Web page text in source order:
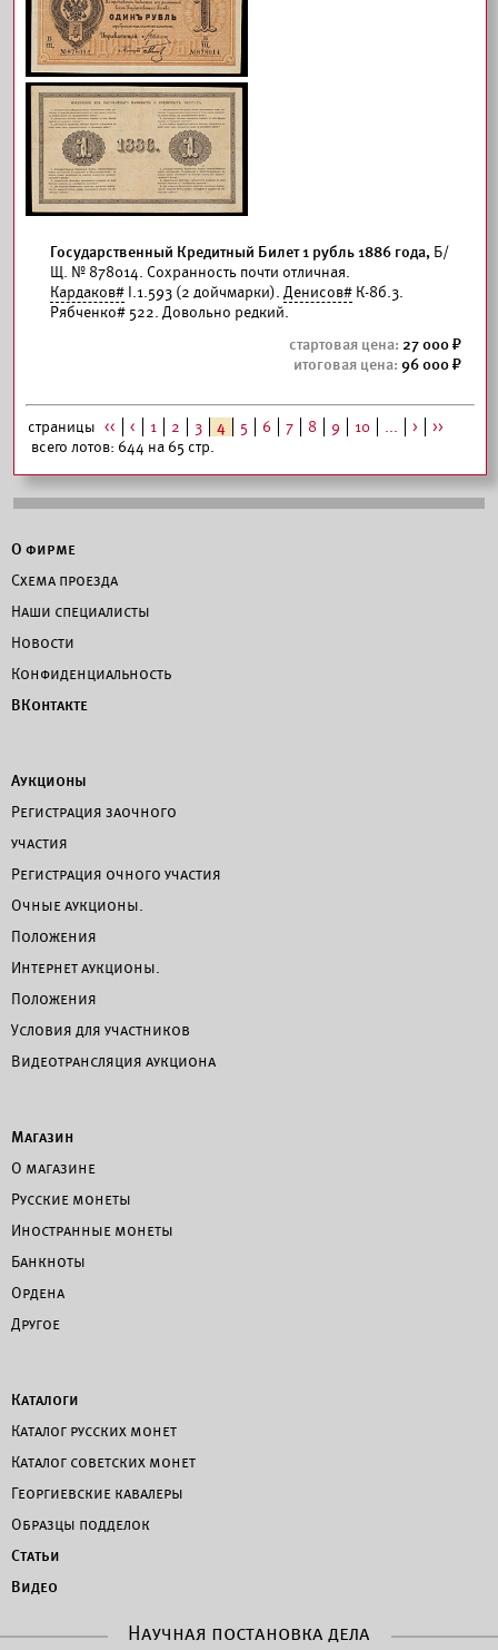
Государственный Кредитный Билет 1 рубль 1886 года, Б/
Щ. № 878014. Сохранность почти отличная.
Кардаков# I.1.593 (2 дойчмарки). Денисов# К-8б.3.
Рябченко# 522. Довольно редкий.
27 000
96 000
страницы << < 1 2 3 4 5 6 7 8 9 10 ... >
>>
всего лотов: 644 на 65 стр.
О фирме
Схема проезда
Наши специалисты
Новости
Конфиденциальность
ВКонтакте
Аукционы
Регистрация заочного
участия
Регистрация очного участия
Очные аукционы.
Положения
Интернет аукционы.
Положения
Условия для участников
Видеотрансляция аукциона
Магазин
О магазине
Русские монеты
Иностранные монеты
Банкноты
Ордена
Другое
Каталоги
Каталог русских монет
Каталог советских монет
Георгиевские кавалеры
Образцы подделок
Статьи
Видео
Научная постановка дела